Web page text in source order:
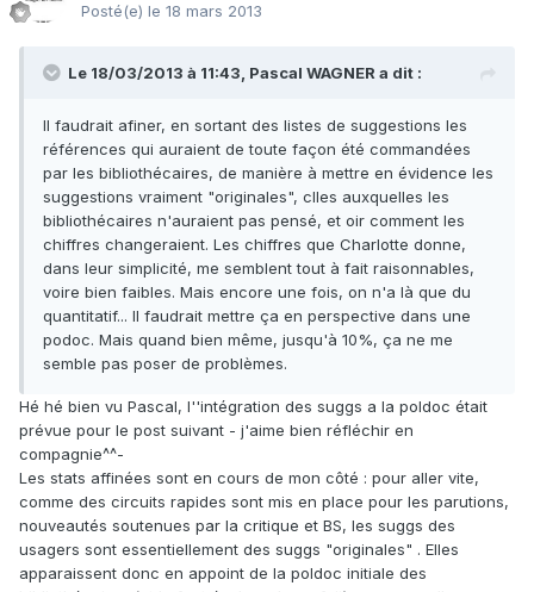
Posté(e) le 18 mars 2013
Le 18/03/2013 à 11:43, Pascal WAGNER a dit :
Il faudrait afiner, en sortant des listes de suggestions les
références qui auraient de toute façon été commandées
par les bibliothécaires, de manière à mettre en évidence les
suggestions vraiment "originales", clles auxquelles les
bibliothécaires n'auraient pas pensé, et oir comment les
chiffres changeraient. Les chiffres que Charlotte donne,
dans leur simplicité, me semblent tout à fait raisonnables,
voire bien faibles. Mais encore une fois, on n'a là que du
quantitatif... Il faudrait mettre ça en perspective dans une
podoc. Mais quand bien même, jusqu'à 10%, ça ne me
semble pas poser de problèmes.
Hé hé bien vu Pascal, l''intégration des suggs a la poldoc était
prévue pour le post suivant - j'aime bien réfléchir en
compagnie^^-
Les stats affinées sont en cours de mon côté : pour aller vite,
comme des circuits rapides sont mis en place pour les parutions,
nouveautés soutenues par la critique et BS, les suggs des
usagers sont essentiellement des suggs "originales" . Elles
apparaissent donc en appoint de la poldoc initiale des